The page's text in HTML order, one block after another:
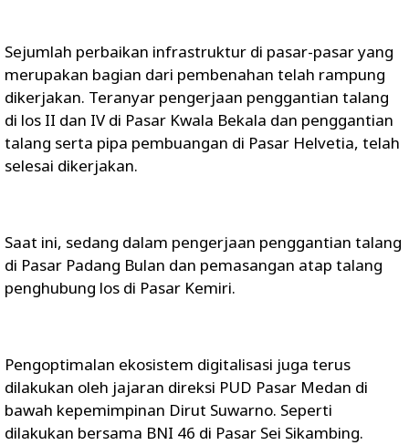
Sejumlah perbaikan infrastruktur di pasar-pasar yang
merupakan bagian dari pembenahan telah rampung
dikerjakan. Teranyar pengerjaan penggantian talang
di los II dan IV di Pasar Kwala Bekala dan penggantian
talang serta pipa pembuangan di Pasar Helvetia, telah
selesai dikerjakan.
Saat ini, sedang dalam pengerjaan penggantian talang
di Pasar Padang Bulan dan pemasangan atap talang
penghubung los di Pasar Kemiri.
Pengoptimalan ekosistem digitalisasi juga terus
dilakukan oleh jajaran direksi PUD Pasar Medan di
bawah kepemimpinan Dirut Suwarno. Seperti
dilakukan bersama BNI 46 di Pasar Sei Sikambing.